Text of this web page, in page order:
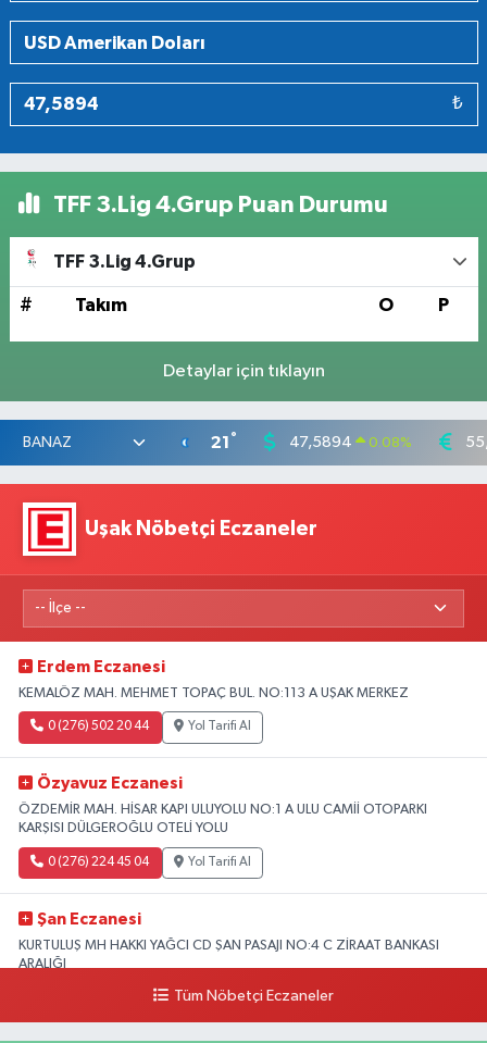
₺
TFF 3.Lig 4.Grup Puan Durumu
TFF 3.Lig 4.Grup
# Takım O P
Detaylar için tıklayın
21 ° 47,5894 0.08%
Uşak Nöbetçi Eczaneler
Erdem Eczanesi
KEMALÖZ MAH. MEHMET TOPAÇ BUL. NO:113 A UŞAK MERKEZ
0 (276) 502 20 44 Yol Tarifi Al
Özyavuz Eczanesi
ÖZDEMİR MAH. HİSAR KAPI ULUYOLU NO:1 A ULU CAMİİ OTOPARKI
KARŞISI DÜLGEROĞLU OTELİ YOLU
0 (276) 224 45 04 Yol Tarifi Al
Şan Eczanesi
KURTULUŞ MH HAKKI YAĞCI CD ŞAN PASAJI NO:4 C ZİRAAT BANKASI
ARALIĞI
Yol Tarifi Al
Tüm Nöbetçi Eczaneler